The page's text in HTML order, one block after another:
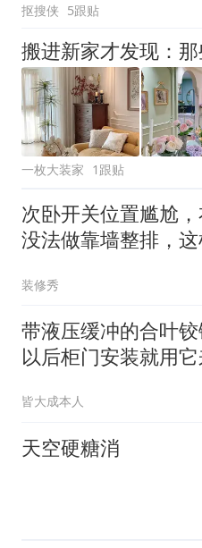
抠搜侠 5跟贴
一枚大装家 1跟贴
次卧开关位置尴尬
没法做靠墙整排，这
装修秀
带液压缓冲的合叶铰
以后柜门安装就用它
皆大成本人
天空硬糖消